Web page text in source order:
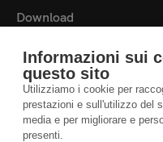
Informazioni sui
questo sito
Utilizziamo i cookie per
prestazioni e sull'utilizzo del
media e per migliorare e
presenti.
Download
Libreria multimediale
Contatti
Impostazioni cookie